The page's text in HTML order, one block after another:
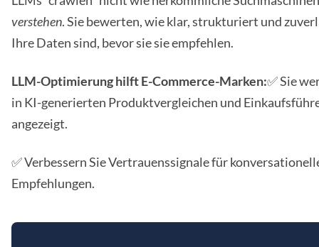
verstehen. Sie bewerten, wie klar, strukturiert und
Ihre Daten sind, bevor sie sie empfehlen.
LLM-Optimierung hilft E-Commerce-Marken:✅ Sie
in KI-generierten Produktvergleichen und
angezeigt.
✅ Verbessern Sie Vertrauenssignale für
Empfehlungen.